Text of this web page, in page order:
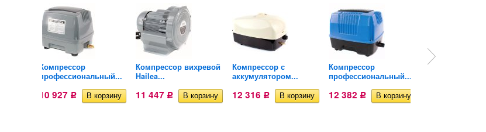
Компрессор
профессиональный...
10 927 Р
Компрессор вихревой
Hailea...
11 447 Р
Компрессор с
аккумулятором...
12 316 Р
Компрессор
профессиональный...
12 382 Р
Компрессор